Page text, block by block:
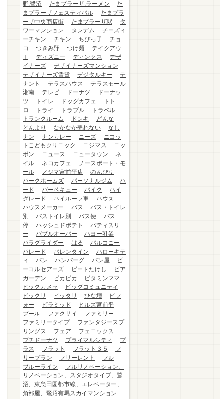
野.鷺沼
たまプラーザ.ラーメン
た
まプラーザフェスティバル
たまプラ
ーザ中央商店街
たまプラーザ駅
タ
ワーマンション
タンデム
チーズィ
ーチキン
チキン ちびっ子
チョ
コ
つきみ野 つけ麺
テイクアウ
ト
ディズニー ディンクス
デザ
イナーズ
デザイナーズマンション
デザイナーズ賃貸
デジタルキー
テ
ナント
テラスハウス
テラスモール
湘南
テレビ ドーナツ
ドーナッ
ツ
トイレ ドッグカフェ
トト
ロ
トライ トラブル
トラベル
トランクルーム
ドンキ
どんな
どんより
なかなか売れない
なし
ナン
ナンカレー ニーズ
ニコッ
トこどもクリニック
ニジマス
ニッ
ポン
ニュース ニュータウン
ネ
イル
ネコカフェ
ノースポート・モ
ール
ノジマ宮前平店
のんびり
パークホームズ
パーソナルジム
ハ
ード
バーベキュー バイク
ハイ
グレード
ハイルーフ車
ハウス
ハウスメーカー
バス
バス・トイレ
別
バストイレ別 バス便
バス
停
ハッシュドポテト
パティスリ
ー
バブルオーバー
ハヨー乳業
パラグライダー
はる
バルコニー
パレード
バレンタイン
ハローキテ
ィ
パン ハンバーグ パン屋
ビ
ーコルセアーズ
ビートたけし
ビア
ガーデン
ピカピカ
ビタミンママ
ビックカメラ
ビッグコミュニティ
ビックリ
ピッタリ ひな壇
ビフ
ォー
ピラミッド
ヒルズ宮前平
プール
ファクサイ
ファミリー
ファミリータイプ
ファンタジースプ
リングス
フェア
フェニックス
プチドーナツ
プライマルシティ
プ
ラス
フラット フラット３５
フ
リープラン
フリーレント
フル
ブルーライン
フルリノベーション、
リノベーション、スタジオタイプ、鷺
沼、東急田園都市線、エレベーター、
角部屋、鷺沼有馬スカイマンション